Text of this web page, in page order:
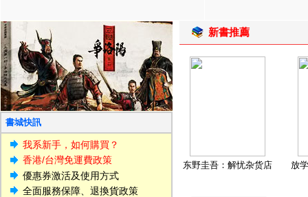
書城快訊
我系新手，如何購買？
香港/台灣免運費政策
優惠券激活及使用方式
全面服務保障、退換貨政策
新書推薦
东野圭吾：解忧杂货店 放